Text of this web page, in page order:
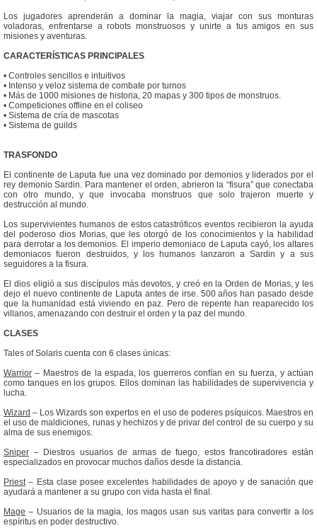
Los jugadores aprenderán a dominar la magia, viajar con sus monturas
voladoras, enfrentarse a robots monstruosos y unirte a tus amigos en sus
misiones y aventuras.
CARACTERÍSTICAS PRINCIPALES
• Controles sencillos e intuitivos
• Intenso y veloz sistema de combate por turnos
• Más de 1000 misiones de historia, 20 mapas y 300 tipos de monstruos.
• Competiciones offline en el coliseo
• Sistema de cría de mascotas
• Sistema de guilds
TRASFONDO
El continente de Laputa fue una vez dominado por demonios y liderados por el
rey demonio Sardin. Para mantener el orden, abrieron la “fisura” que conectaba
con otro mundo, y que invocaba monstruos que solo trajeron muerte y
destrucción al mundo.
Los supervivientes humanos de estos catastróficos eventos recibieron la ayuda
del poderoso dios Morias, que les otorgó de los conocimientos y la habilidad
para derrotar a los demonios. El imperio demoniaco de Laputa cayó, los altares
demoniacos fueron destruidos, y los humanos lanzaron a Sardin y a sus
seguidores a la fisura.
El dios eligió a sus discípulos más devotos, y creó en la Orden de Morias, y les
dejo el nuevo continente de Laputa antes de irse. 500 años han pasado desde
que la humanidad está viviendo en paz. Pero de repente han reaparecido los
villanos, amenazando con destruir el orden y la paz del mundo.
CLASES
Tales of Solaris cuenta con 6 clases únicas:
Warrior – Maestros de la espada, los guerreros confían en su fuerza, y actúan
como tanques en los grupos. Ellos dominan las habilidades de supervivencia y
lucha.
Wizard – Los Wizards son expertos en el uso de poderes psíquicos. Maestros en
el uso de maldiciones, runas y hechizos y de privar del control de su cuerpo y su
alma de sus enemigos.
Sniper – Diestros usuarios de armas de fuego, estos francotiradores están
especializados en provocar muchos daños desde la distancia.
Priest– Esta clase posee excelentes habilidades de apoyo y de sanación que
ayudará a mantener a su grupo con vida hasta el final.
Mage – Usuarios de la magia, los magos usan sus varitas para convertir a los
espíritus en poder destructivo.